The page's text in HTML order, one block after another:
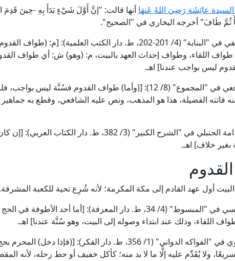
السيدة عائِشَة رَضِيَ اللهُ عَنهَا أنها قالت: "إنَّ أَوَّلَ شَيْءٍ بَدَأَ بِهِ -حِينَ قَدِمَ
ثُمَّ طَافَ" أخرجه البخاري في "الصحيح".
قال بدر الدين العيني الحنفي في "البناية" (4/ 201-202، ط. دار الكتب
اللقاء، وطواف إحداث العهد بالبيت، م: (وهو) ش: أي طواف
ليس بواجب عندنا] اهـ.
وقال الإمام النووي الشافعي في "المجموع" (8/ 12): [(وأما) طواف القدوم فسُنَّة
فاتته الفضيلة، هذا هو المذهب، ونص عليه الشافعي، وقطع به جماهير
وقال شمس الدين ابن قدامة الحنبلي في "الشرح الكبير" (3/ 382، ط. دار
خلاف] اهـ.
أول عهد القادم إلى مكة المكرمة؛ لأنه شُرِع تحية للكعبة المشرفة.
قال شمس الأئمة السرخسي في "المبسوط" (4/ 34، ط. دار المعرفة): [أما أحد
اللقاء، وذلك عند ابتداء وصوله إلى البيت، وهو سُنَّة عندنا] اهـ.
وقال شهاب الدين النفراوي في "الفواكه الدواني" (1/ 356، ط. دار الفكر):
ولا يُقَدِّم عليه إلَّا ما لا بد منه؛ كأكل خفيف أو حط رحله، لأنه